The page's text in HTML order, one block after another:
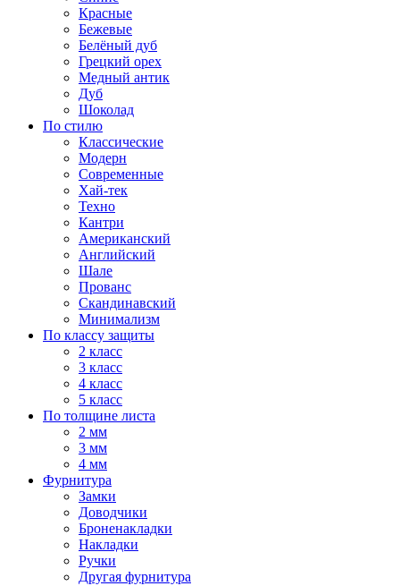
Красные
Бежевые
Белёный дуб
Грецкий орех
Медный антик
Дуб
Шоколад
По стилю
Классические
Модерн
Современные
Хай-тек
Техно
Кантри
Американский
Английский
Шале
Прованс
Скандинавский
Минимализм
По классу защиты
2 класс
3 класс
4 класс
5 класс
По толщине листа
2 мм
3 мм
4 мм
Фурнитура
Замки
Доводчики
Броненакладки
Накладки
Ручки
Другая фурнитура